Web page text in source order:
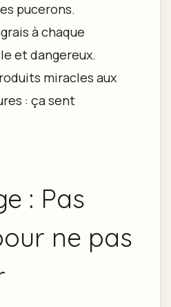
pucerons.
à chaque
et dangereux.
miracles aux
: ça sent
: Pas
ne pas